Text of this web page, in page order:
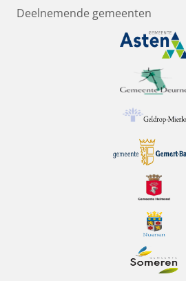
Deelnemende gemeenten